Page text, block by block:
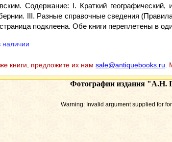
Содержание: I. Краткий
III. Разные справочные сведения
подклеена. Обе книги переплетены в
наличии
книги, предложите их нам sale@antiquebooks.ru
Фотографии издания "А.Н.
Warning: Invalid argument supplied for